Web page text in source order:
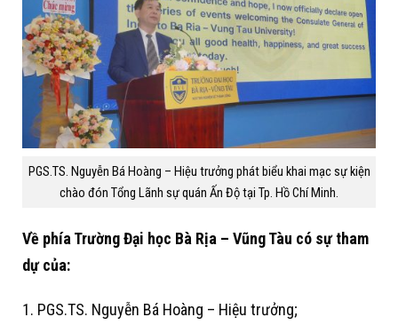
PGS.TS. Nguyễn Bá Hoàng – Hiệu trưởng phát biểu khai mạc sự kiện
chào đón Tổng Lãnh sự quán Ấn Độ tại Tp. Hồ Chí Minh.
Về phía Trường Đại học Bà Rịa – Vũng Tàu có sự tham
dự của:
1. PGS.TS. Nguyễn Bá Hoàng – Hiệu trưởng;